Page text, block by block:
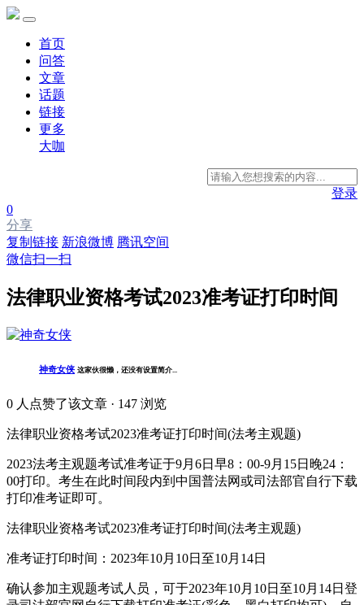
首页
问答
文章
话题
链接
更多
大咖
登录
0
分享
复制链接 新浪微博 腾讯空间
微信扫一扫
法律职业资格考试2023准考证打印时间
神奇女侠 这家伙很懒，还没有设置简介...
0 人点赞了该文章 · 147 浏览
法律职业资格考试2023准考证打印时间(法考主观题)
2023法考主观题考试准考证于9月6日早8：00-9月15日晚24：
00打印。考生在此时间段内到中国普法网或司法部官自行下载
打印准考证即可。
法律职业资格考试2023准考证打印时间(法考主观题)
准考证打印时间：2023年10月10日至10月14日
确认参加主观题考试人员，可于2023年10月10日至10月14日登